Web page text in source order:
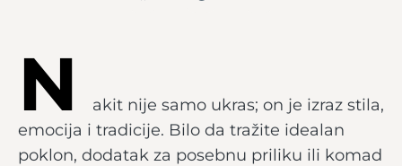
N
akit nije samo ukras; on je izraz stila,
emocija i tradicije. Bilo da tražite idealan
poklon, dodatak za posebnu priliku ili komad